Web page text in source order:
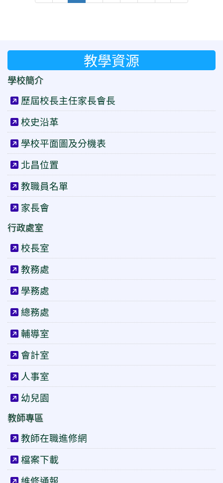
教學資源
學校簡介
歷屆校長主任家長會長
校史沿革
學校平面圖及分機表
北昌位置
教職員名單
家長會
行政處室
校長室
教務處
學務處
總務處
輔導室
會計室
人事室
幼兒園
教師專區
教師在職進修網
檔案下載